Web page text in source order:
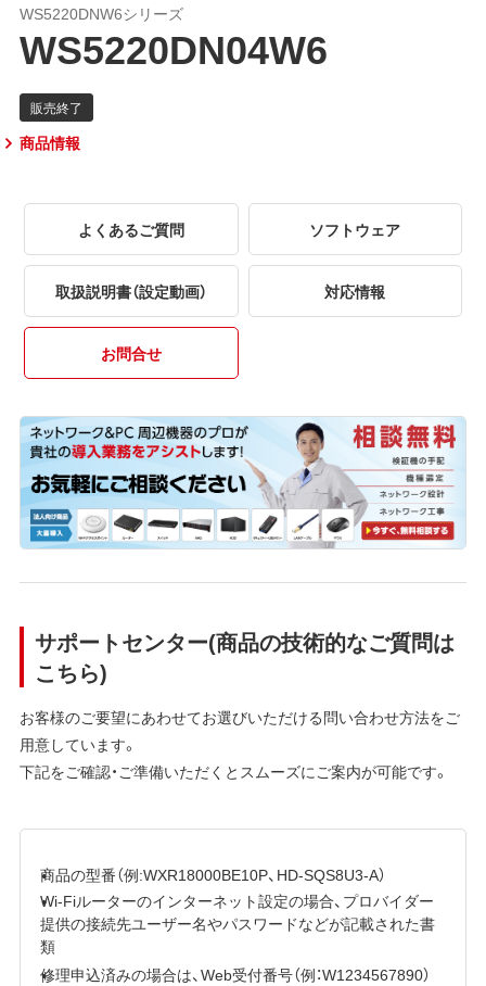
WS5220DNW6シリーズ
WS5220DN04W6
商品情報
よくあるご質問 ソフトウェア
取扱説明書（設定動画） 対応情報
お問合せ
サポートセンター(商品の技術的なご質問は
こちら)
お客様のご要望にあわせてお選びいただける問い合わせ方法をご
用意しています。
下記をご確認・ご準備いただくとスムーズにご案内が可能です。
商品の型番（例:WXR18000BE10P、HD-SQS8U3-A）
Wi-Fiルーターのインターネット設定の場合、プロバイダー
提供の接続先ユーザー名やパスワードなどが記載された書
類
修理申込済みの場合は、Web受付番号（例：W1234567890）